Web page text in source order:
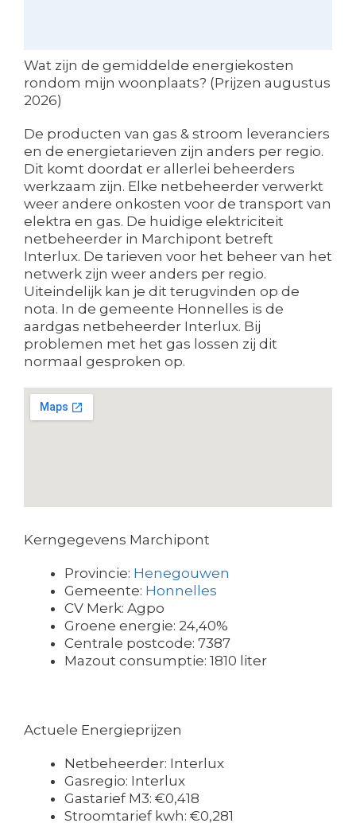
Wat zijn de gemiddelde energiekosten
rondom mijn woonplaats? (Prijzen augustus
2026)
De producten van gas & stroom leveranciers
en de energietarieven zijn anders per regio.
Dit komt doordat er allerlei beheerders
werkzaam zijn. Elke netbeheerder verwerkt
weer andere onkosten voor de transport van
elektra en gas. De huidige elektriciteit
netbeheerder in Marchipont betreft
Interlux. De tarieven voor het beheer van het
netwerk zijn weer anders per regio.
Uiteindelijk kan je dit terugvinden op de
nota. In de gemeente Honnelles is de
aardgas netbeheerder Interlux. Bij
problemen met het gas lossen zij dit
normaal gesproken op.
Kerngegevens Marchipont
Provincie: Henegouwen
Gemeente: Honnelles
CV Merk: Agpo
Groene energie: 24,40%
Centrale postcode: 7387
Mazout consumptie: 1810 liter
Actuele Energieprijzen
Netbeheerder: Interlux
Gasregio: Interlux
Gastarief M3: €0,418
Stroomtarief kwh: €0,281